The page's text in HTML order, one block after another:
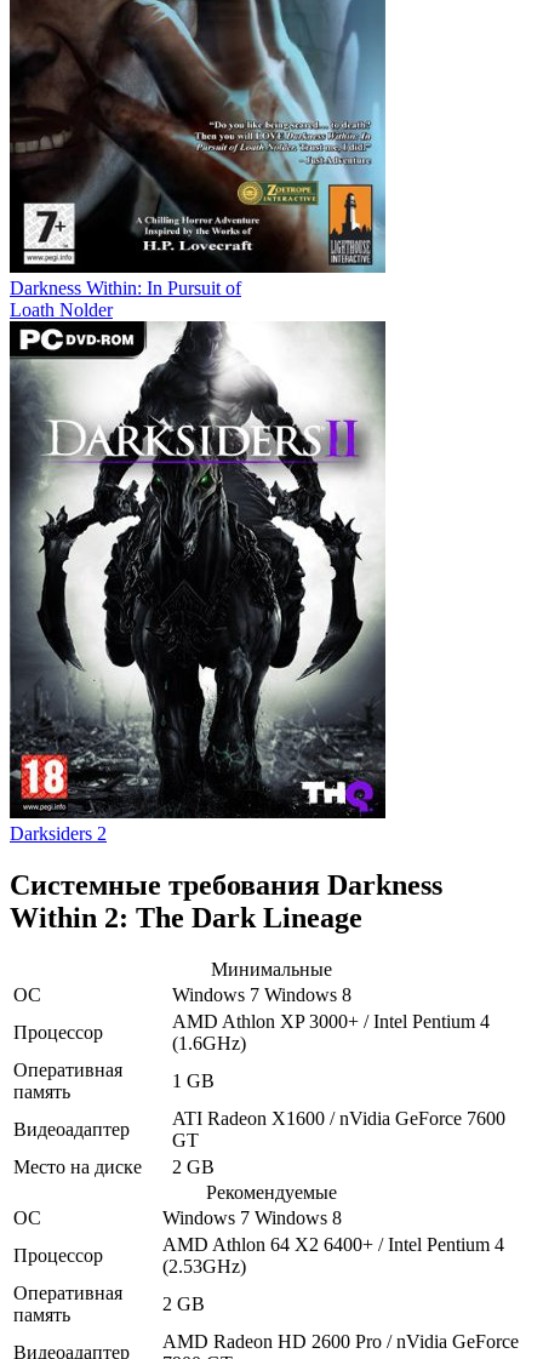
Darkness Within: In Pursuit of
Loath Nolder
Darksiders 2
Системные требования Darkness
Within 2: The Dark Lineage
Минимальные
ОС
Windows 7 Windows 8
Процессор
AMD Athlon XP 3000+ / Intel Pentium 4
(1.6GHz)
Оперативная
память
1 GB
Видеоадаптер
ATI Radeon X1600 / nVidia GeForce 7600
GT
Место на диске
2 GB
Рекомендуемые
ОС
Windows 7 Windows 8
Процессор
AMD Athlon 64 X2 6400+ / Intel Pentium 4
(2.53GHz)
Оперативная
память
2 GB
Видеоадаптер
AMD Radeon HD 2600 Pro / nVidia GeForce